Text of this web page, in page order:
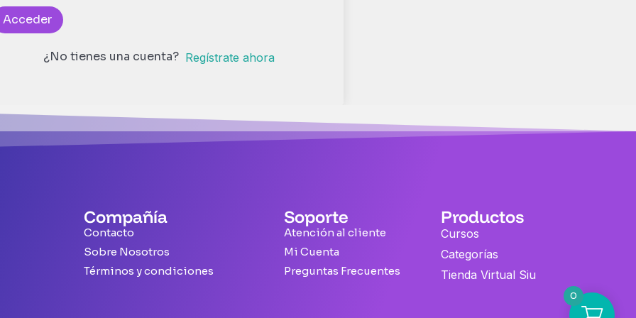
Acceder
¿No tienes una cuenta? Regístrate ahora
Compañía
Contacto
Sobre Nosotros
Términos y condiciones
Soporte
Atención al cliente
Mi Cuenta
Preguntas Frecuentes
Productos
Cursos
Categorías
Tienda Virtual Siu
0